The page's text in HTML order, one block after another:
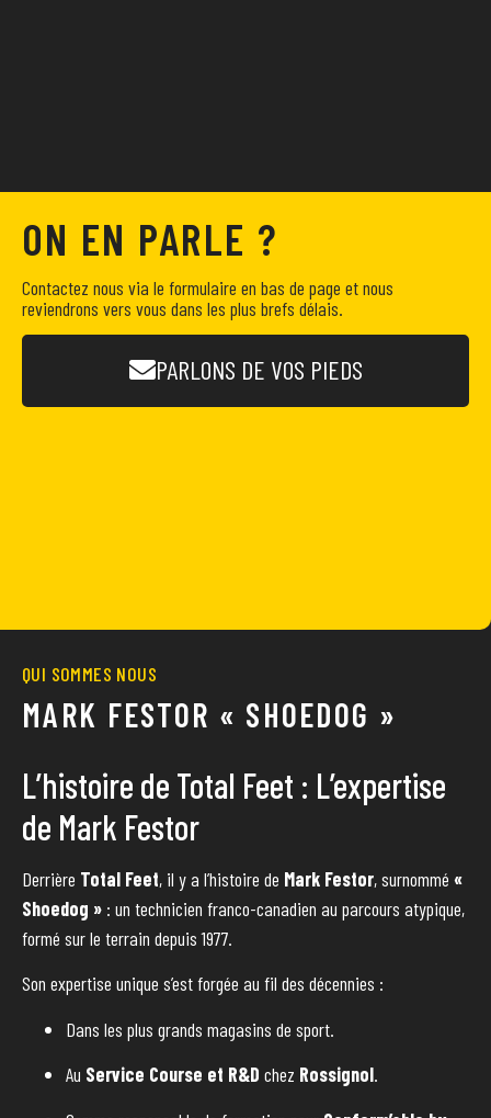
ON EN PARLE ?
Contactez nous via le formulaire en bas de page et nous
reviendrons vers vous dans les plus brefs délais.
PARLONS DE VOS PIEDS
QUI SOMMES NOUS
MARK FESTOR « SHOEDOG »
L’histoire de Total Feet : L’expertise
de Mark Festor
Derrière Total Feet, il y a l’histoire de Mark Festor, surnommé «
Shoedog » : un technicien franco-canadien au parcours atypique,
formé sur le terrain depuis 1977.
Son expertise unique s’est forgée au fil des décennies :
Dans les plus grands magasins de sport.
Au Service Course et R&D chez Rossignol.